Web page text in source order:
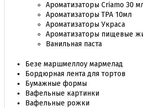
Ароматизаторы Criamo 30
Ароматизаторы TPA 10мл
Ароматизаторы Украса
Ароматизаторы пищевые
Ванильная паста
Безе маршмеллоу мармелад
Бордюрная лента для тортов
Бумажные формы
Вафельные картинки
Вафельные рожки